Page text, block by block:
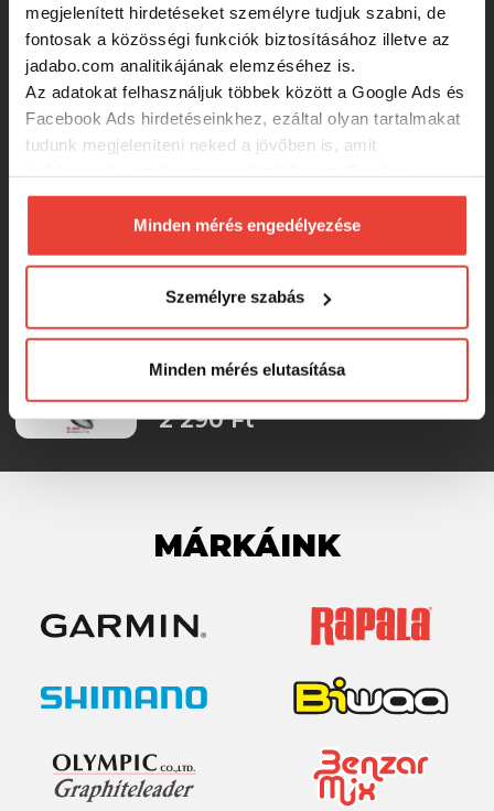
megjelenített hirdetéseket személyre tudjuk szabni, de
fontosak a közösségi funkciók biztosításához illetve az
jadabo.com analitikájának elemzéséhez is.
Az adatokat felhasználjuk többek között a Google Ads és
Facebook Ads hirdetéseinkhez, ezáltal olyan tartalmakat
tudunk megjeleníteni neked a jövőben is, amit
biztosításához arra kérünk, hogy engedd meg
számunkra minden mérés használatát.
Természetesensoha semmilyen formában nem fogunk
megváltoztathatod a döntésed ezzel kapcsolatban.
Előre is köszönjük!
Minden mérés engedélyezése
Személyre szabás
Minden mérés elutasítása
Herakles Area Spoon K1 Fat 2.1g
Color 91 támolygó villantó
2 290 Ft
Herakles Area Spoon K1 Fat 2.1g
Color Adp176 támolygó villantó
2 290 Ft
Herakles Area Spoon K1 Fat 2.1g
2 290 Ft
MÁRKÁINK